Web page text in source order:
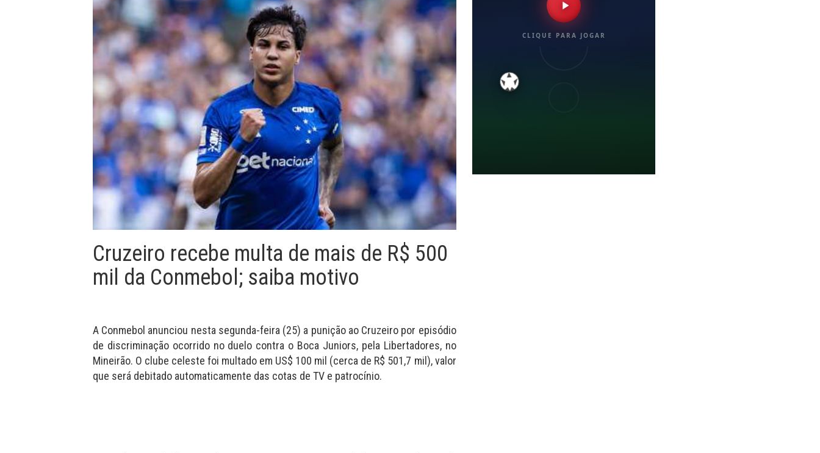
Cruzeiro recebe multa de mais de R$ 500
mil da Conmebol; saiba motivo
A Conmebol anunciou nesta segunda-feira (25) a punição ao Cruzeiro por episódio
de discriminação ocorrido no duelo contra o Boca Juniors, pela Libertadores, no
Mineirão. O clube celeste foi multado em US$ 100 mil (cerca de R$ 501,7 mil), valor
que será debitado automaticamente das cotas de TV e patrocínio.
CLIQUE PARA JOGAR